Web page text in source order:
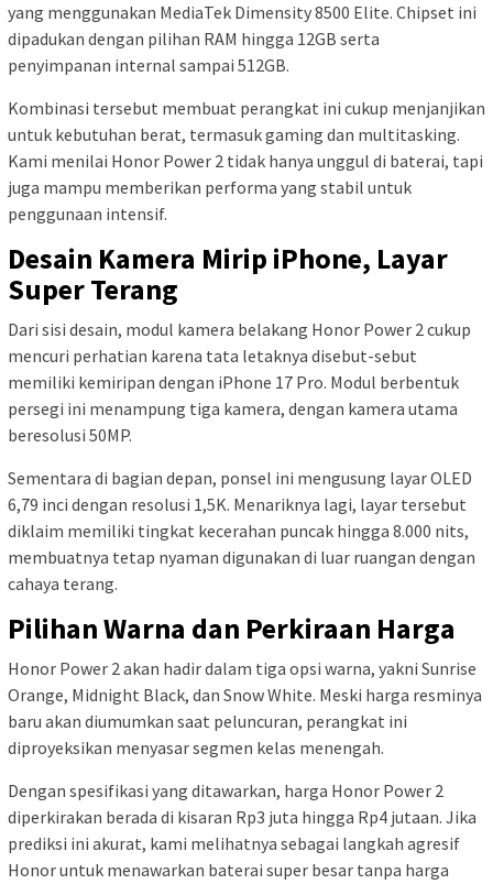
yang menggunakan MediaTek Dimensity 8500 Elite. Chipset ini
dipadukan dengan pilihan RAM hingga 12GB serta
penyimpanan internal sampai 512GB.
Kombinasi tersebut membuat perangkat ini cukup menjanjikan
untuk kebutuhan berat, termasuk gaming dan multitasking.
Kami menilai Honor Power 2 tidak hanya unggul di baterai, tapi
juga mampu memberikan performa yang stabil untuk
penggunaan intensif.
Desain Kamera Mirip iPhone, Layar
Super Terang
Dari sisi desain, modul kamera belakang Honor Power 2 cukup
mencuri perhatian karena tata letaknya disebut-sebut
memiliki kemiripan dengan iPhone 17 Pro. Modul berbentuk
persegi ini menampung tiga kamera, dengan kamera utama
beresolusi 50MP.
Sementara di bagian depan, ponsel ini mengusung layar OLED
6,79 inci dengan resolusi 1,5K. Menariknya lagi, layar tersebut
diklaim memiliki tingkat kecerahan puncak hingga 8.000 nits,
membuatnya tetap nyaman digunakan di luar ruangan dengan
cahaya terang.
Pilihan Warna dan Perkiraan Harga
Honor Power 2 akan hadir dalam tiga opsi warna, yakni Sunrise
Orange, Midnight Black, dan Snow White. Meski harga resminya
baru akan diumumkan saat peluncuran, perangkat ini
diproyeksikan menyasar segmen kelas menengah.
Dengan spesifikasi yang ditawarkan, harga Honor Power 2
diperkirakan berada di kisaran Rp3 juta hingga Rp4 jutaan. Jika
prediksi ini akurat, kami melihatnya sebagai langkah agresif
Honor untuk menawarkan baterai super besar tanpa harga